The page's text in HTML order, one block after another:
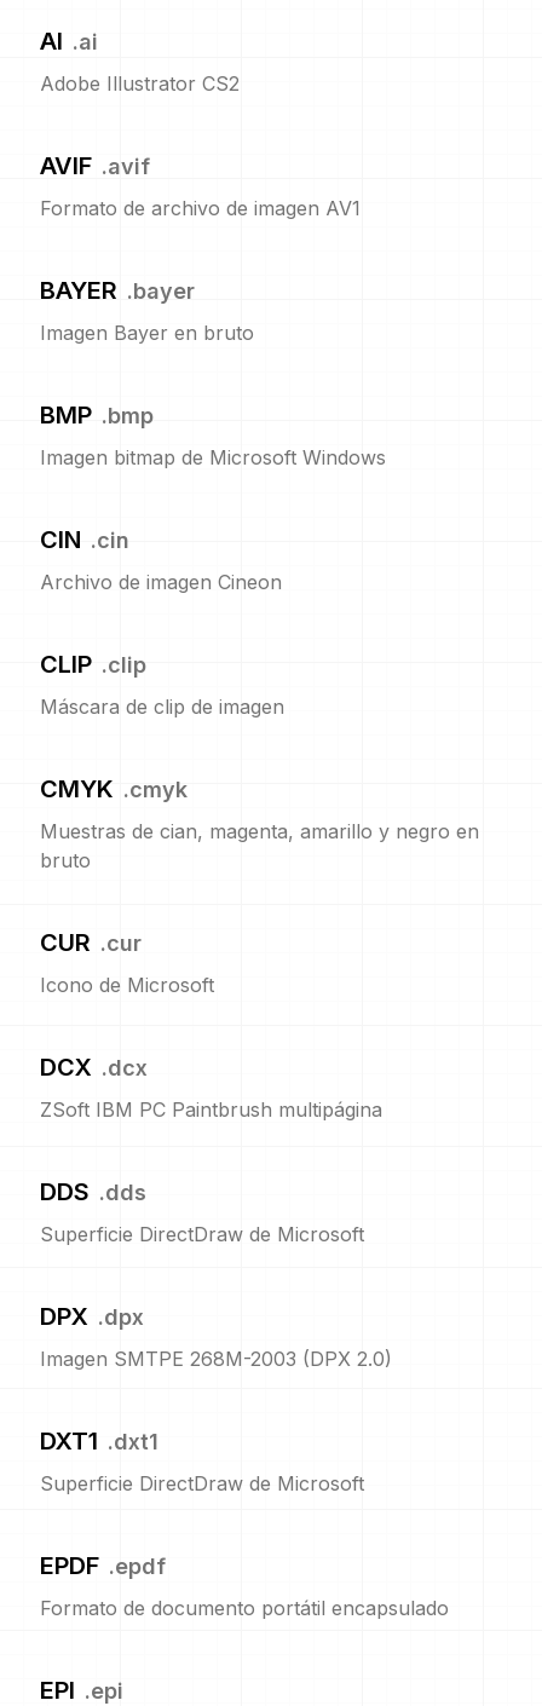
AI .ai
Adobe Illustrator CS2
AVIF .avif
Formato de archivo de imagen AV1
BAYER .bayer
Imagen Bayer en bruto
BMP .bmp
Imagen bitmap de Microsoft Windows
CIN .cin
Archivo de imagen Cineon
CLIP .clip
Máscara de clip de imagen
CMYK .cmyk
Muestras de cian, magenta, amarillo y negro en
bruto
CUR .cur
Icono de Microsoft
DCX .dcx
ZSoft IBM PC Paintbrush multipágina
DDS .dds
Superficie DirectDraw de Microsoft
DPX .dpx
Imagen SMTPE 268M-2003 (DPX 2.0)
DXT1 .dxt1
Superficie DirectDraw de Microsoft
EPDF .epdf
Formato de documento portátil encapsulado
EPI .epi